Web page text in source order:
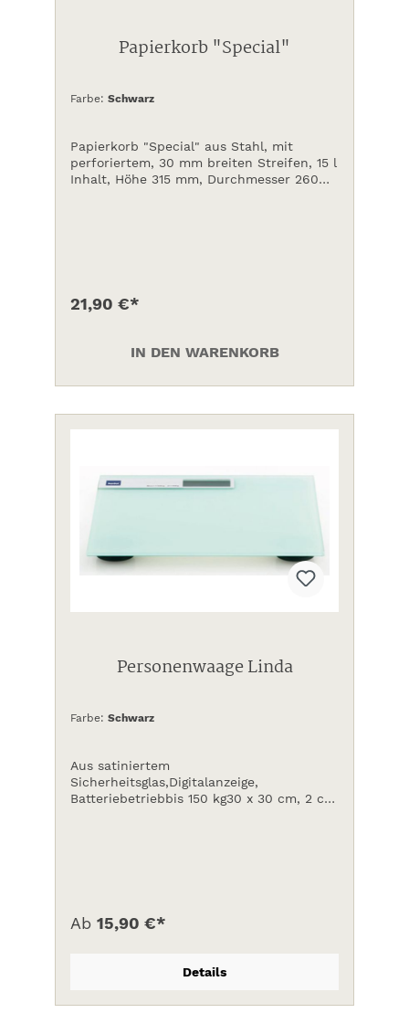
Papierkorb "Special"
Farbe: Schwarz
Papierkorb "Special" aus Stahl, mit
perforiertem, 30 mm breiten Streifen, 15 l
Inhalt, Höhe 315 mm, Durchmesser 260
21,90 €*
IN DEN WARENKORB
Personenwaage Linda
Farbe: Schwarz
Aus satiniertem
Sicherheitsglas,Digitalanzeige,
Batteriebetriebbis 150 kg30 x 30 cm, 2 cm
Ab 15,90 €*
Details